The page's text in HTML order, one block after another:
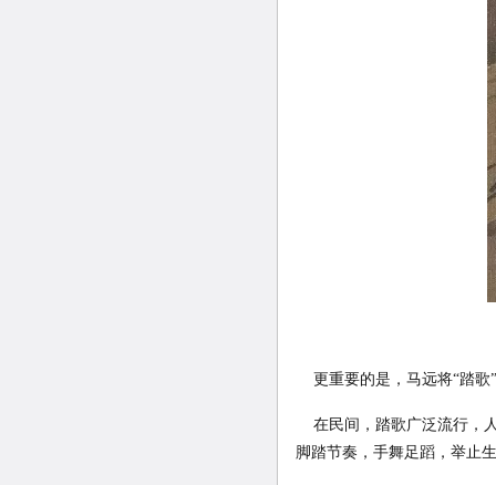
更重要的是，马远将“踏歌
在民间，踏歌广泛流行，
脚踏节奏，手舞足蹈，举止